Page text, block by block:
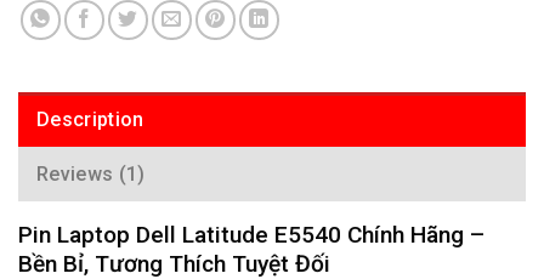
Description
Reviews (1)
Pin Laptop Dell Latitude E5540 Chính Hãng –
Bền Bỉ, Tương Thích Tuyệt Đối